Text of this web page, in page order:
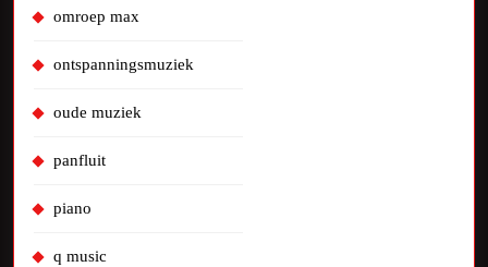
omroep max
ontspanningsmuziek
oude muziek
panfluit
piano
q music